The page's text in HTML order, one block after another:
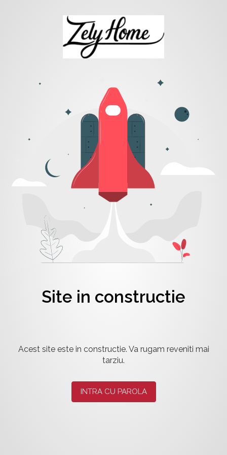
Site in constructie
Acest site este in constructie. Va rugam reveniti mai
tarziu.
INTRA CU PAROLA